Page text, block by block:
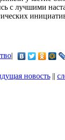
с лучшими
|
новость||